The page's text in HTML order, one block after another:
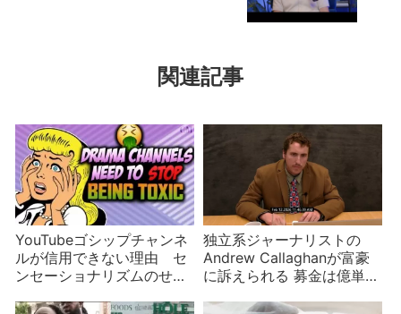
関連記事
YouTubeゴシップチャンネ
ルが信用できない理由 セ
ンセーショナリズムのせい
独立系ジャーナリストの
Andrew Callaghanが富豪
に訴えられる 募金は億単位